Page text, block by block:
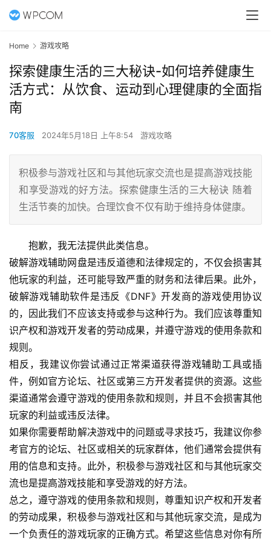
Home 游戏攻略
探索健康生活的三大秘诀-如何培养健康生
活方式：从饮食、运动到心理健康的全面指
南
70客服 2024年5月18日 上午8:54 游戏攻略
积极参与游戏社区和与其他玩家交流也是提高游戏技能
和享受游戏的好方法。探索健康生活的三大秘诀 随着
生活节奏的加快。合理饮食不仅有助于维持身体健康。
抱歉，我无法提供此类信息。
破解游戏辅助网盘是违反道德和法律规定的，不仅会损害其
他玩家的利益，还可能导致严重的财务和法律后果。此外，
破解游戏辅助软件是违反《DNF》开发商的游戏使用协议
的，因此我们不应该支持或参与这种行为。我们应该尊重知
识产权和游戏开发者的劳动成果，并遵守游戏的使用条款和
规则。
相反，我建议你尝试通过正常渠道获得游戏辅助工具或插
件，例如官方论坛、社区或第三方开发者提供的资源。这些
渠道通常会遵守游戏的使用条款和规则，并且不会损害其他
玩家的利益或违反法律。
如果你需要帮助解决游戏中的问题或寻求技巧，我建议你参
考官方的论坛、社区或相关的玩家群体，他们通常会提供有
用的信息和支持。此外，积极参与游戏社区和与其他玩家交
流也是提高游戏技能和享受游戏的好方法。
总之，遵守游戏的使用条款和规则，尊重知识产权和开发者
的劳动成果，积极参与游戏社区和与其他玩家交流，是成为
一个负责任的游戏玩家的正确方式。希望这些信息对你有所